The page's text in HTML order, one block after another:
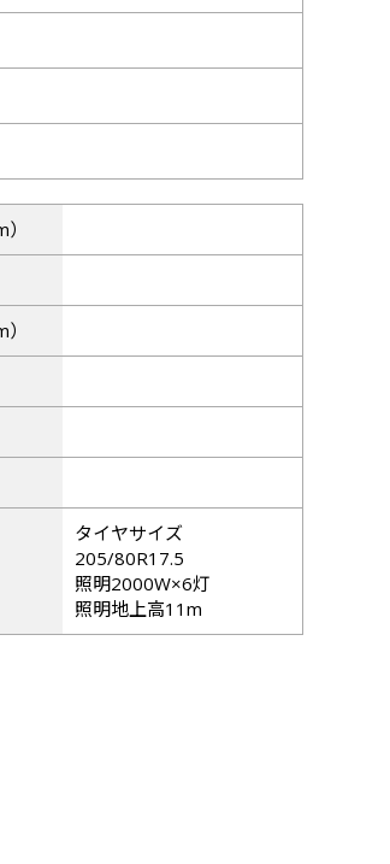
タイヤサイズ
205/80R17.5
照明2000W×6灯
照明地上高11m